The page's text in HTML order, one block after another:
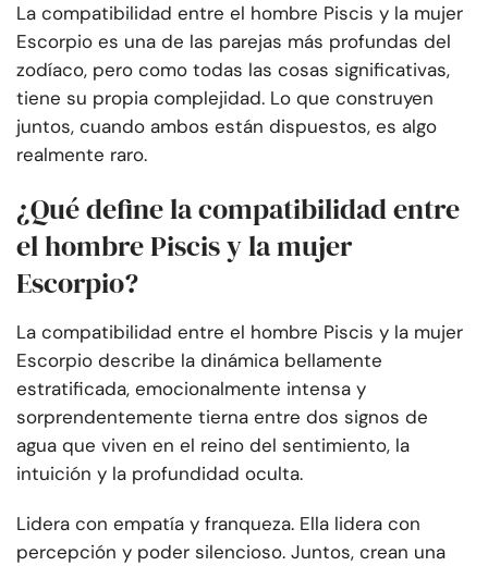
La compatibilidad entre el hombre Piscis y la mujer
Escorpio es una de las parejas más profundas del
zodíaco, pero como todas las cosas significativas,
tiene su propia complejidad. Lo que construyen
juntos, cuando ambos están dispuestos, es algo
realmente raro.
¿Qué define la compatibilidad entre
el hombre Piscis y la mujer
Escorpio?
La compatibilidad entre el hombre Piscis y la mujer
Escorpio describe la dinámica bellamente
estratificada, emocionalmente intensa y
sorprendentemente tierna entre dos signos de
agua que viven en el reino del sentimiento, la
intuición y la profundidad oculta.
Lidera con empatía y franqueza. Ella lidera con
percepción y poder silencioso. Juntos, crean una